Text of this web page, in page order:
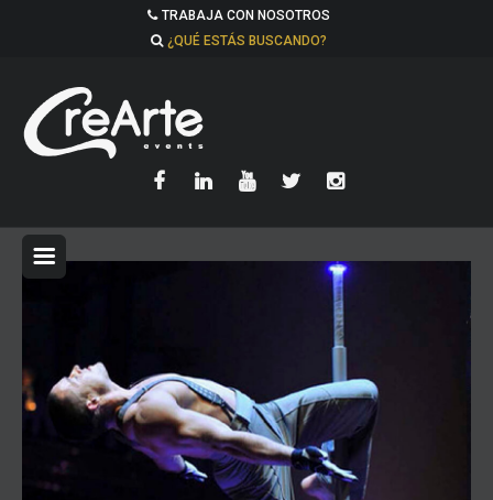
TRABAJA CON NOSOTROS
¿QUÉ ESTÁS BUSCANDO?